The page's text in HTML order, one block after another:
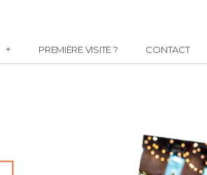
PREMIÈRE VISITE ? CONTACT